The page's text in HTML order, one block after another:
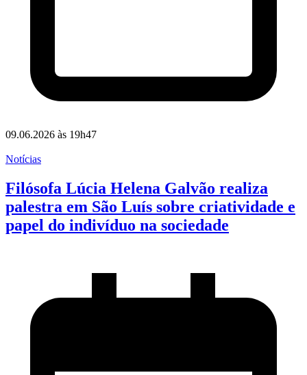
09.06.2026 às 19h47
Notícias
Filósofa Lúcia Helena Galvão realiza
palestra em São Luís sobre criatividade e
papel do indivíduo na sociedade